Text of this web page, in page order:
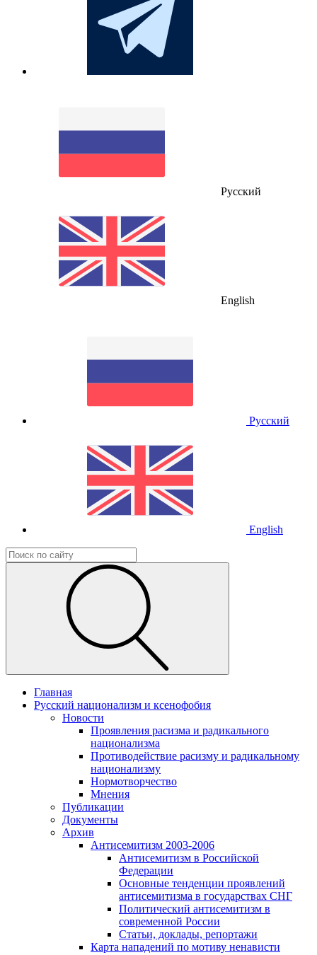
Русский
English
Русский
English
Главная
Русский национализм и ксенофобия
Новости
Проявления расизма и радикального
национализма
Противодействие расизму и радикальному
национализму
Нормотворчество
Мнения
Публикации
Документы
Архив
Антисемитизм 2003-2006
Антисемитизм в Российской
Федерации
Основные тенденции проявлений
антисемитизма в государствах СНГ
Политический антисемитизм в
современной России
Статьи, доклады, репортажи
Карта нападений по мотиву ненависти